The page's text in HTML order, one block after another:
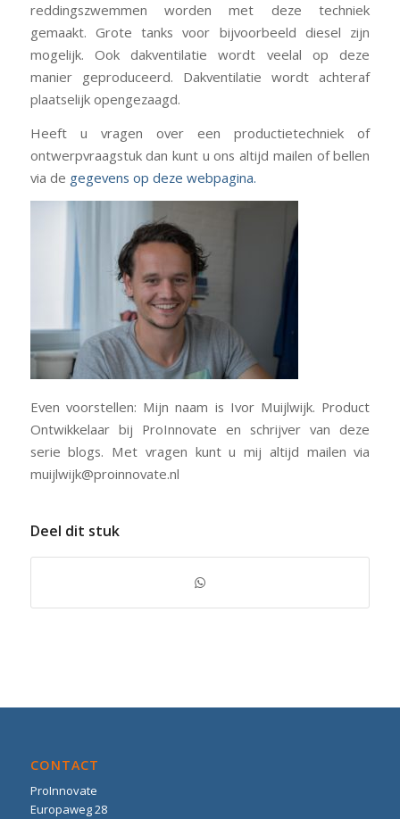
reddingszwemmen worden met deze techniek
gemaakt. Grote tanks voor bijvoorbeeld diesel zijn
mogelijk. Ook dakventilatie wordt veelal op deze
manier geproduceerd. Dakventilatie wordt achteraf
plaatselijk opengezaagd.
Heeft u vragen over een productietechniek of
ontwerpvraagstuk dan kunt u ons altijd mailen of bellen
via de gegevens op deze webpagina.
Even voorstellen: Mijn naam is Ivor Muijlwijk. Product
Ontwikkelaar bij ProInnovate en schrijver van deze
serie blogs. Met vragen kunt u mij altijd mailen via
muijlwijk@proinnovate.nl
Deel dit stuk
CONTACT
ProInnovate
Europaweg 28